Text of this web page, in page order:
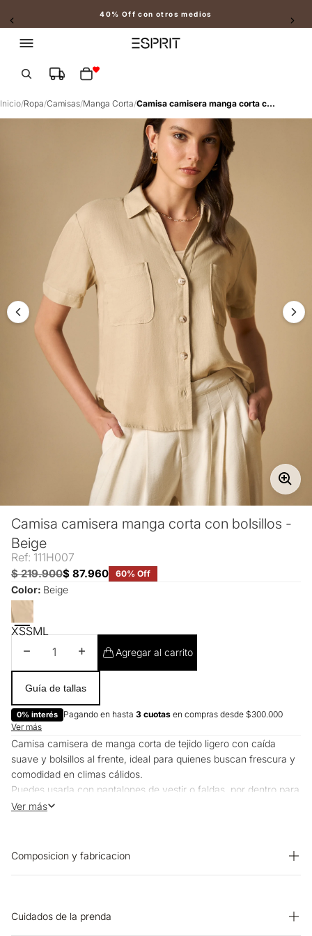
40% Off con otros medios
Slide 2 of 2
Inicio/Ropa/Camisas/Manga Corta/ Camisa camisera manga corta con bolsillos - Beige
Camisa camisera manga corta con bolsillos -
Beige
Ref: 111H007
$ 219.900$ 87.960 60% Off
Color: Beige
XSSML
Disminuir cantidadAumentar cantidad
Agregar al carrito
Guía de tallas
0% interés Pagando en hasta 3 cuotas en compras desde $300.000
Ver más
Camisa camisera de manga corta de tejido ligero con caída
suave y bolsillos al frente, ideal para quienes buscan frescura y
comodidad en climas cálidos.
Puedes usarla con pantalones de vestir o faldas, por dentro para
un look pulido o suelta para algo más relajado.
Ver más
Composicion y fabricacion
Cuidados de la prenda